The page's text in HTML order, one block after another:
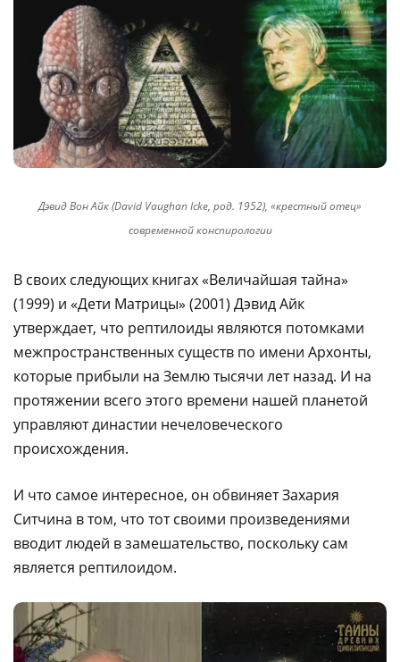
Дэвид Вон Айк (David Vaughan Icke, род. 1952), «крестный отец»
современной конспирологии
В своих следующих книгах «Величайшая тайна»
(1999) и «Дети Матрицы» (2001) Дэвид Айк
утверждает, что рептилоиды являются потомками
межпространственных существ по имени Архонты,
которые прибыли на Землю тысячи лет назад. И на
протяжении всего этого времени нашей планетой
управляют династии нечеловеческого
происхождения.
И что самое интересное, он обвиняет Захария
Ситчина в том, что тот своими произведениями
вводит людей в замешательство, поскольку сам
является рептилоидом.